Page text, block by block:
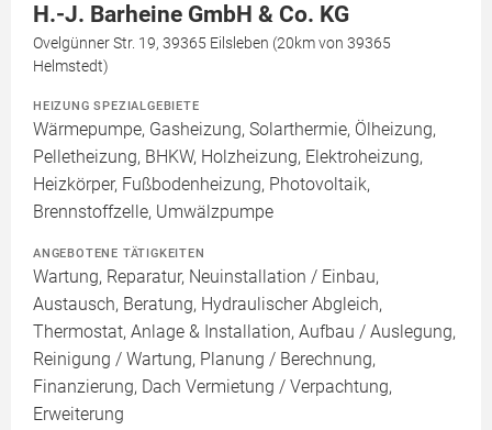
H.-J. Barheine GmbH & Co. KG
Ovelgünner Str. 19, 39365 Eilsleben (20km von 39365
Helmstedt)
HEIZUNG SPEZIALGEBIETE
Wärmepumpe, Gasheizung, Solarthermie, Ölheizung,
Pelletheizung, BHKW, Holzheizung, Elektroheizung,
Heizkörper, Fußbodenheizung, Photovoltaik,
Brennstoffzelle, Umwälzpumpe
ANGEBOTENE TÄTIGKEITEN
Wartung, Reparatur, Neuinstallation / Einbau,
Austausch, Beratung, Hydraulischer Abgleich,
Thermostat, Anlage & Installation, Aufbau / Auslegung,
Reinigung / Wartung, Planung / Berechnung,
Finanzierung, Dach Vermietung / Verpachtung,
Erweiterung